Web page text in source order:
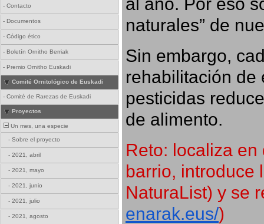
- Contacto
- Documentos
- Código ético
- Boletín Ornitho Berriak
- Premio Ornitho Euskadi
Comité Ornitológico de Euskadi
- Comité de Rarezas de Euskadi
Proyectos
Un mes, una especie
- Sobre el proyecto
- 2021, abril
- 2021, mayo
- 2021, junio
- 2021, julio
- 2021, agosto
naturales” de
Sin embargo,
rehabilitación de
pesticidas
de alimento.
Reto: localiza
barrio, introduce
NaturaList) y se
enarak.eus/)